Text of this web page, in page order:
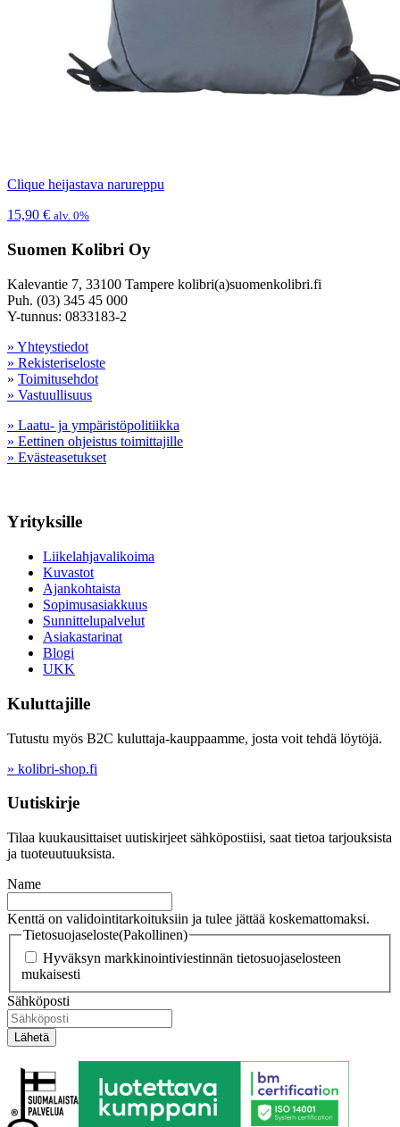
Clique heijastava narureppu
15,90 € alv. 0%
Suomen Kolibri Oy
Kalevantie 7, 33100 Tampere kolibri(a)suomenkolibri.fi
Puh. (03) 345 45 000
Y-tunnus: 0833183-2
» Yhteystiedot
» Rekisteriseloste
» Toimitusehdot
» Vastuullisuus
» Laatu- ja ympäristöpolitiikka
» Eettinen ohjeistus toimittajille
» Evästeasetukset
Yrityksille
Liikelahjavalikoima
Kuvastot
Ajankohtaista
Sopimusasiakkuus
Sunnittelupalvelut
Asiakastarinat
Blogi
UKK
Kuluttajille
Tutustu myös B2C kuluttaja-kauppaamme, josta voit tehdä löytöjä.
» kolibri-shop.fi
Uutiskirje
Tilaa kuukausittaiset uutiskirjeet sähköpostiisi, saat tietoa tarjouksista
ja tuoteuutuuksista.
Name
Kenttä on validointitarkoituksiin ja tulee jättää koskemattomaksi.
Tietosuojaseloste(Pakollinen)
Hyväksyn markkinointiviestinnän tietosuojaselosteen
mukaisesti
Sähköposti